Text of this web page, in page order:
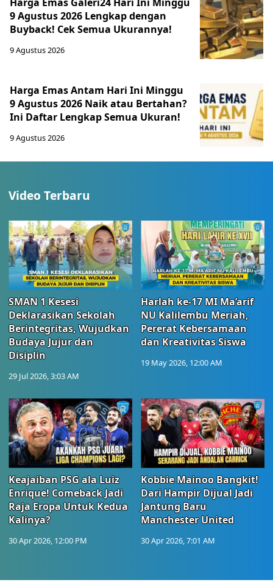
9 Agustus 2026 Lengkap dengan
Buyback! Cek Semua Ukurannya!
9 Agustus 2026
Harga Emas Antam Hari Ini Minggu
9 Agustus 2026 Naik atau Bertahan?
Ini Daftar Lengkap Semua Ukuran!
9 Agustus 2026
Video Terbaru
SMAN 1 Kesesi
Deklarasikan Sekolah
Berintegritas, Wujudkan
Budaya Jujur dan
Disiplin
29 Jul 2026, 3:03 AM
Harlah ke-17 MI Ma’arif
NU Kalilembu Meriah,
Pererat Kebersamaan
dan Kreativitas Siswa
19 May 2026, 12:00 AM
Keajaiban PSG ala Luiz
Enrique! Comeback Jadi
Raja Eropa Untuk Kedua
Kalinya?
30 Apr 2026, 12:00 PM
Kobbie Mainoo Bangkit!
Dari Hampir Dijual Jadi
Jantung Baru
Manchester United
30 Apr 2026, 7:01 AM